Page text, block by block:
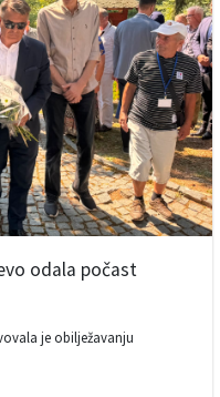
odala počast
je obilježavanju